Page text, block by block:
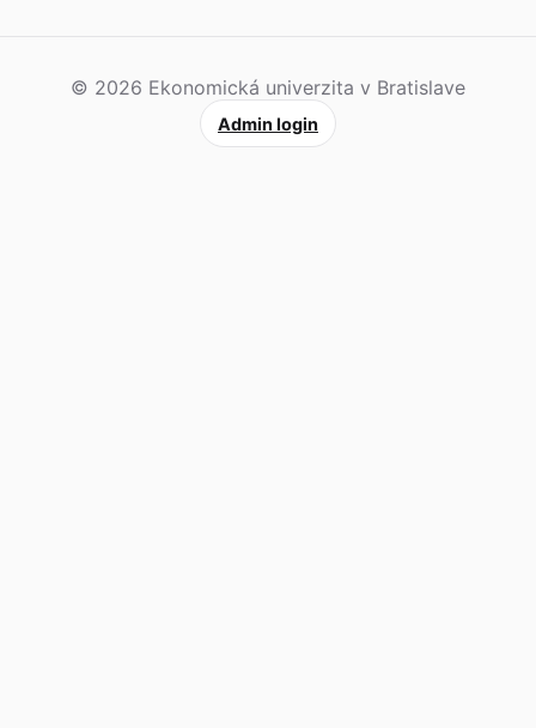
© 2026 Ekonomická univerzita v Bratislave
Admin login